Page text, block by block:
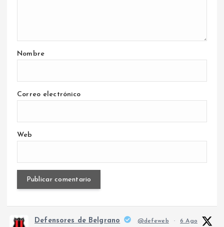
Nombre
Correo electrónico
Web
Defensores de Belgrano @defeweb · 6 Ago